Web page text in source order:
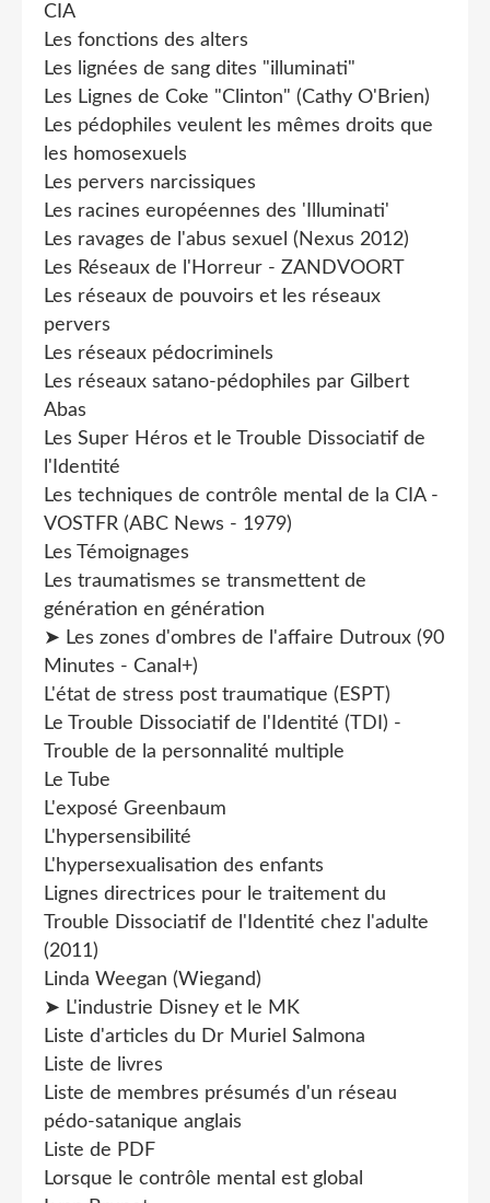
CIA
Les fonctions des alters
Les lignées de sang dites "illuminati"
Les Lignes de Coke "Clinton" (Cathy O'Brien)
Les pédophiles veulent les mêmes droits que
les homosexuels
Les pervers narcissiques
Les racines européennes des 'Illuminati'
Les ravages de l'abus sexuel (Nexus 2012)
Les Réseaux de l'Horreur - ZANDVOORT
Les réseaux de pouvoirs et les réseaux
pervers
Les réseaux pédocriminels
Les réseaux satano-pédophiles par Gilbert
Abas
Les Super Héros et le Trouble Dissociatif de
l'Identité
Les techniques de contrôle mental de la CIA -
VOSTFR (ABC News - 1979)
Les Témoignages
Les traumatismes se transmettent de
génération en génération
➤ Les zones d'ombres de l'affaire Dutroux (90
Minutes - Canal+)
L'état de stress post traumatique (ESPT)
Le Trouble Dissociatif de l'Identité (TDI) -
Trouble de la personnalité multiple
Le Tube
L'exposé Greenbaum
L'hypersensibilité
L'hypersexualisation des enfants
Lignes directrices pour le traitement du
Trouble Dissociatif de l'Identité chez l'adulte
(2011)
Linda Weegan (Wiegand)
➤ L'industrie Disney et le MK
Liste d'articles du Dr Muriel Salmona
Liste de livres
Liste de membres présumés d'un réseau
pédo-satanique anglais
Liste de PDF
Lorsque le contrôle mental est global